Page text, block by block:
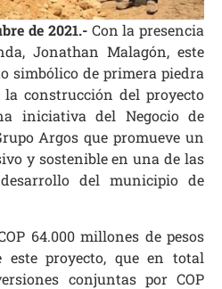
de 2021.- Con la presencia
Jonathan Malagón, este
simbólico de primera piedra
construcción del proyecto
iniciativa del Negocio de
Argos que promueve un
y sostenible en una de las
del municipio de
64.000 millones de pesos
proyecto, que en total
conjuntas por COP